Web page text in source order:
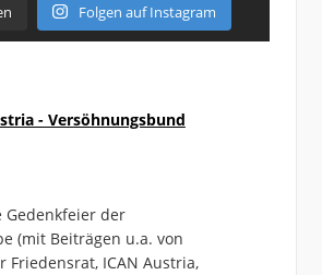
Folgen auf Instagram
- Versöhnungsbund
der
(mit Beiträgen u.a. von
Friedensrat, ICAN Austria,